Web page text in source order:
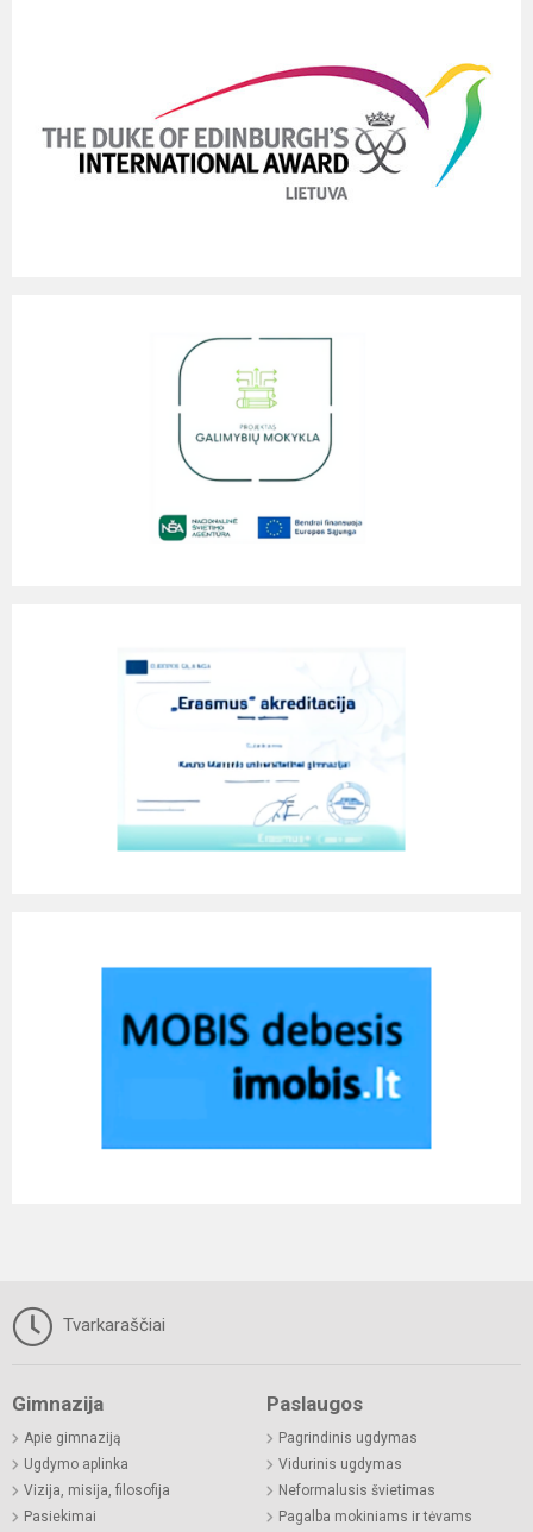
Tvarkaraščiai
Gimnazija
Apie gimnaziją
Ugdymo aplinka
Vizija, misija, filosofija
Pasiekimai
Paslaugos
Pagrindinis ugdymas
Vidurinis ugdymas
Neformalusis švietimas
Pagalba mokiniams ir tėvams